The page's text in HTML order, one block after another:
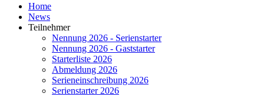
Home
News
Teilnehmer
Nennung 2026 - Serienstarter
Nennung 2026 - Gaststarter
Starterliste 2026
Abmeldung 2026
Serieneinschreibung 2026
Serienstarter 2026